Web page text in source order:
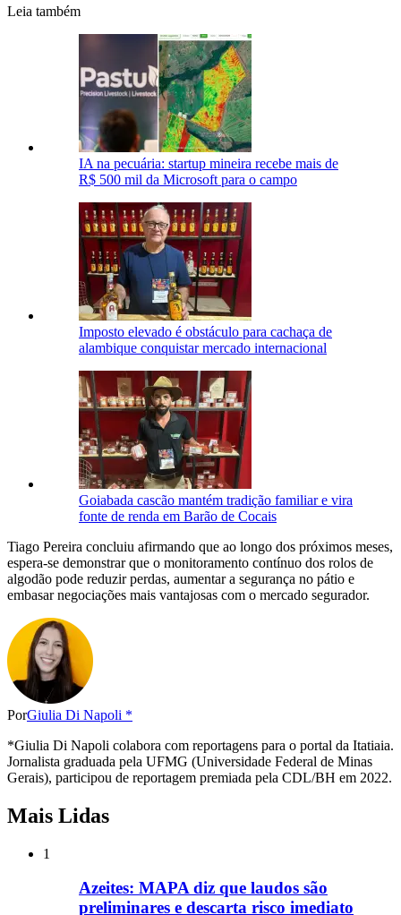
Leia também
IA na pecuária: startup mineira recebe mais de
R$ 500 mil da Microsoft para o campo
Imposto elevado é obstáculo para cachaça de
alambique conquistar mercado internacional
Goiabada cascão mantém tradição familiar e vira
fonte de renda em Barão de Cocais
Tiago Pereira concluiu afirmando que ao longo dos próximos meses,
espera-se demonstrar que o monitoramento contínuo dos rolos de
algodão pode reduzir perdas, aumentar a segurança no pátio e
embasar negociações mais vantajosas com o mercado segurador.
PorGiulia Di Napoli *
*Giulia Di Napoli colabora com reportagens para o portal da Itatiaia.
Jornalista graduada pela UFMG (Universidade Federal de Minas
Gerais), participou de reportagem premiada pela CDL/BH em 2022.
Mais Lidas
1
Azeites: MAPA diz que laudos são
preliminares e descarta risco imediato